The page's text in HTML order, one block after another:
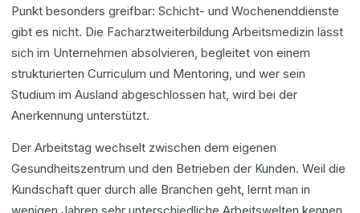
Punkt besonders greifbar: Schicht- und Wochenenddienste
gibt es nicht. Die Facharztweiterbildung Arbeitsmedizin lässt
sich im Unternehmen absolvieren, begleitet von einem
strukturierten Curriculum und Mentoring, und wer sein
Studium im Ausland abgeschlossen hat, wird bei der
Anerkennung unterstützt.
Der Arbeitstag wechselt zwischen dem eigenen
Gesundheitszentrum und den Betrieben der Kunden. Weil die
Kundschaft quer durch alle Branchen geht, lernt man in